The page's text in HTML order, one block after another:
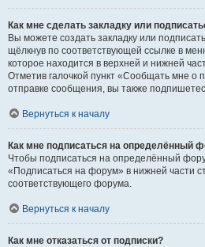
Как мне сделать закладку или
Вы можете создать закладку или
щёлкнув по соответствующей ссылке в
которое находится в верхней и нижней
Отметив галочкой пункт «Сообщать мне о
отправке сообщения, вы также
Вернуться к началу
Как мне подписаться на определённый
Чтобы подписаться на определённый
«Подписаться на форум» в нижней части
соответствующего форума.
Вернуться к началу
Как мне отказаться от подписки?